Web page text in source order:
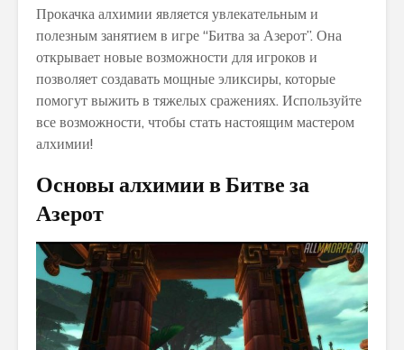
Прокачка алхимии является увлекательным и
полезным занятием в игре “Битва за Азерот”. Она
открывает новые возможности для игроков и
позволяет создавать мощные эликсиры, которые
помогут выжить в тяжелых сражениях. Используйте
все возможности, чтобы стать настоящим мастером
алхимии!
Основы алхимии в Битве за
Азерот